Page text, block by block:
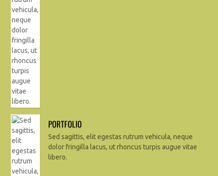
PORTFOLIO
Sed sagittis, elit egestas rutrum vehicula, neque
dolor fringilla lacus, ut rhoncus turpis augue vitae
libero.